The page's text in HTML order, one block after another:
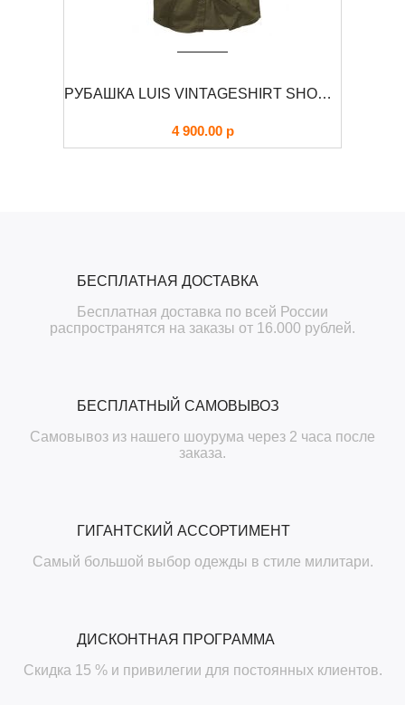
РУБАШКА LUIS VINTAGESHIRT SHORT BRANDIT
4 900.00 р
БЕСПЛАТНАЯ ДОСТАВКА
Бесплатная доставка по всей России
распространятся на заказы от 16.000 рублей.
БЕСПЛАТНЫЙ САМОВЫВОЗ
Самовывоз из нашего шоурума через 2 часа после
заказа.
ГИГАНТСКИЙ АССОРТИМЕНТ
Самый большой выбор одежды в стиле милитари.
ДИСКОНТНАЯ ПРОГРАММА
Скидка 15 % и привилегии для постоянных клиентов.